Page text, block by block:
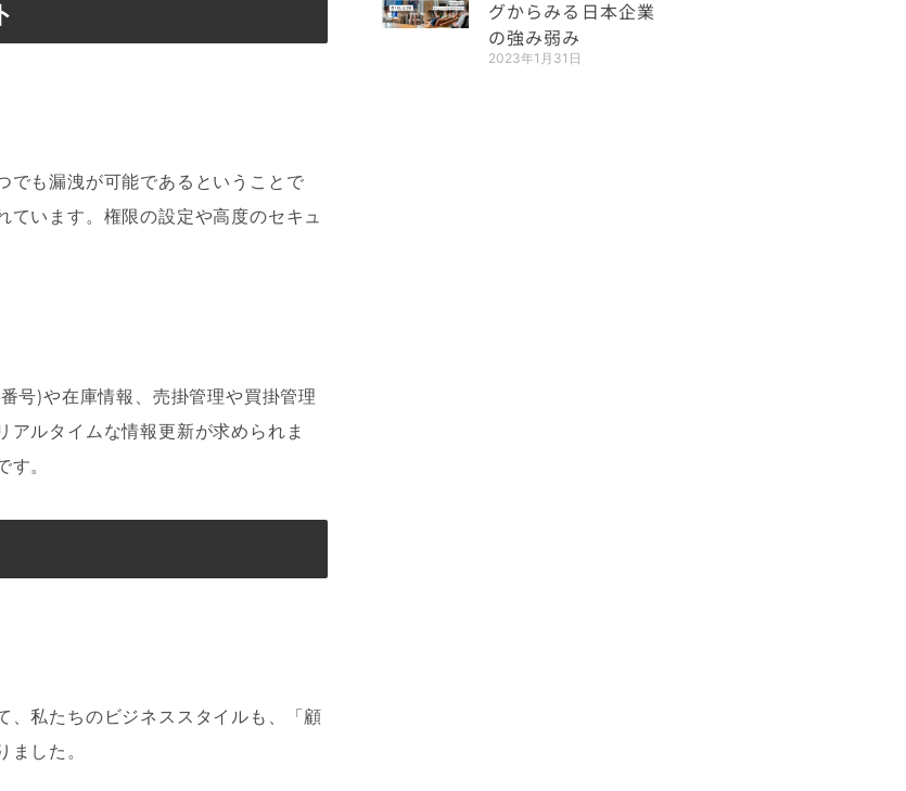
でも漏洩が可能であるということで
います。権限の設定や高度のセキュ
号)や在庫情報、売掛管理や買掛管理
ルタイムな情報更新が求められま
。
、私たちのビジネススタイルも、「顧
した。
グからみる日本企業
の強み弱み
2023年1月31日